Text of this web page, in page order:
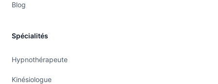
Blog
Spécialités
Hypnothérapeute
Kinésiologue